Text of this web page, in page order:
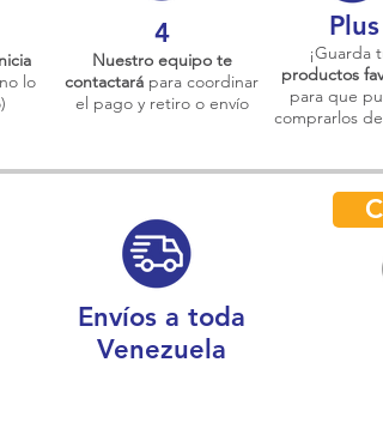
lo
4
Nuestro equipo te
contactará para coordinar
el pago y retiro o envío
Plus
¡Guarda
productos
para que
comprarlos
Envíos a toda
Venezuela